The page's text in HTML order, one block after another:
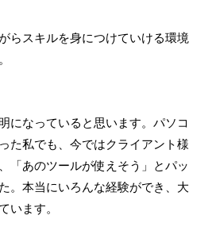
らスキルを身につけていける環境
になっていると思います。パソコ
た私でも、今ではクライアント様
「あのツールが使えそう」とパッ
。本当にいろんな経験ができ、大
います。